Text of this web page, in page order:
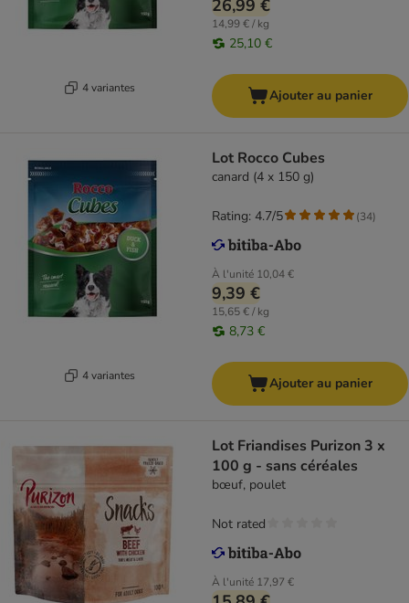
4 variantes
26,99 €
14,99 € / kg
25,10 €
Ajouter au panier
4 variantes
Lot Rocco Cubes
canard (4 x 150 g)
À l'unité 10,04 €
9,39 €
15,65 € / kg
8,73 €
Rating: 4.7/5 (34)
Ajouter au panier
Lot Friandises Purizon 3 x
100 g - sans céréales
bœuf, poulet
À l'unité 17,97 €
Not rated